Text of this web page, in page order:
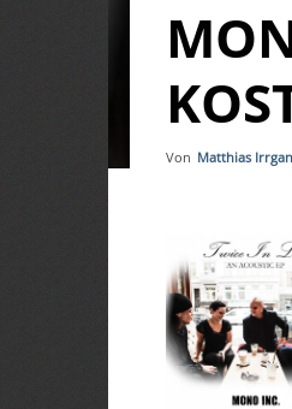
Von Matthias